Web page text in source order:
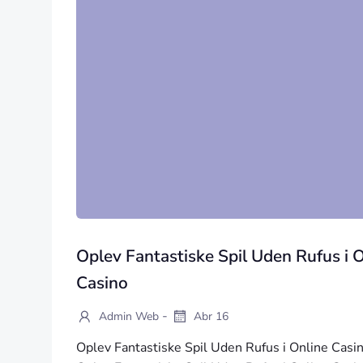
Oplev Fantastiske Spil Uden Rufus i
Casino
Admin Web - Abr 16
Oplev Fantastiske Spil Uden Rufus i Online